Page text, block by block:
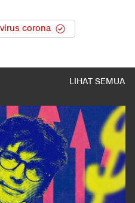
virus corona
LIHAT SEMUA